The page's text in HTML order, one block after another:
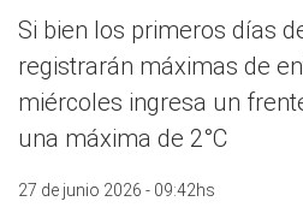
Si bien los primeros días
registrarán máximas de
miércoles ingresa un
una máxima de 2°C
27 de junio 2026 - 09:42hs